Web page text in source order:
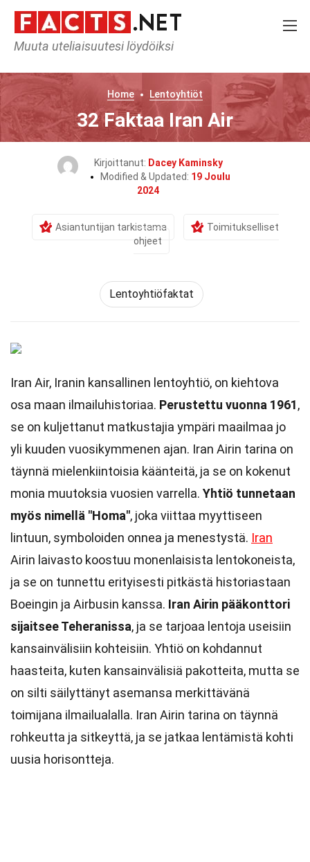
Muuta uteliaisuutesi löydöiksi
Home Lentoyhtiöt
32 Faktaa Iran Air
Kirjoittanut: Dacey Kaminsky
Modified & Updated: 19 Joulu
2024
Asiantuntijan tarkistama
Toimitukselliset
ohjeet
Lentoyhtiöfaktat
Iran Air, Iranin kansallinen lentoyhtiö, on kiehtova
osa maan ilmailuhistoriaa. Perustettu vuonna 1961,
se on kuljettanut matkustajia ympäri maailmaa jo
yli kuuden vuosikymmenen ajan. Iran Airin tarina on
täynnä mielenkiintoisia käänteitä, ja se on kokenut
monia muutoksia vuosien varrella. Yhtiö tunnetaan
myös nimellä "Homa", joka viittaa myyttiseen
lintuun, symboloiden onnea ja menestystä. Iran
Airin laivasto koostuu monenlaisista lentokoneista,
ja se on tunnettu erityisesti pitkästä historiastaan
Boeingin ja Airbusin kanssa. Iran Airin pääkonttori
sijaitsee Teheranissa, ja se tarjoaa lentoja useisiin
kansainvälisiin kohteisiin. Yhtiö on kohdannut
haasteita, kuten kansainvälisiä pakotteita, mutta se
on silti säilyttänyt asemansa merkittävänä
toimijana ilmailualalla. Iran Airin tarina on täynnä
rohkeutta ja sitkeyttä, ja se jatkaa lentämistä kohti
uusia horisontteja.